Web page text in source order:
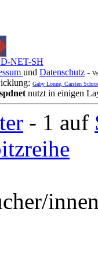
NET-SH
und Datenschutz -
Gaby Lönne, Carsten
nutzt in einigen
- 1 auf